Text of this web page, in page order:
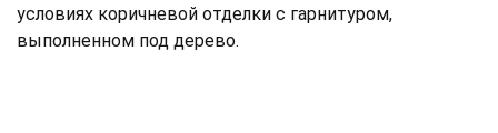
условиях коричневой отделки с гарнитуром,
выполненном под дерево.